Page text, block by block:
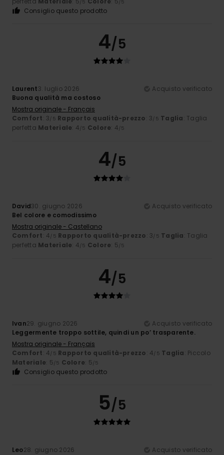
/5 /5
Consiglio questo prodotto
4/5
Laurent3. luglio 2026
Acquisto verificato
Buona qualità ma costoso
Mostra originale - Français
Comfort: 3/5 Rapporto qualità-prezzo: 3/5 Taglia: Taglia
perfetta Materiale: 4/5 Colore: 4/5
4/5
David30. giugno 2026
Acquisto verificato
Bel colore e comodissimo
Mostra originale - Castellano
Comfort: 4/5 Rapporto qualità-prezzo: 3/5 Taglia: Taglia
perfetta Materiale: 4/5 Colore: 5/5
4/5
Ivan29. giugno 2026
Acquisto verificato
Leggermente troppo sottile, quindi un po’ trasparente.
Mostra originale - Français
Comfort: 4/5 Rapporto qualità-prezzo: 4/5 Taglia: Piccolo
Materiale: 5/5 Colore: 5/5
Consiglio questo prodotto
5/5
Leo28. giugno 2026
Acquisto verificato